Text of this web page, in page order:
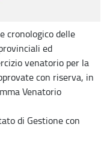
cronologico delle
ed
venatorio per la
con riserva, in
Venatorio
di Gestione con